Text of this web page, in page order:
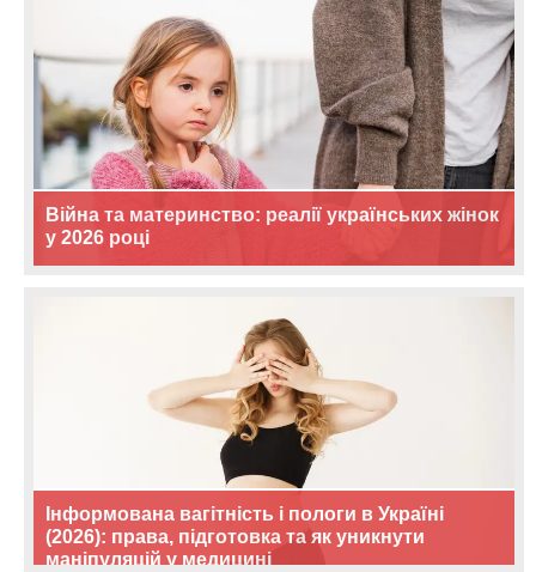
Війна та материнство: реалії українських жінок
у 2026 році
Інформована вагітність і пологи в Україні
(2026): права, підготовка та як уникнути
маніпуляцій у медицині